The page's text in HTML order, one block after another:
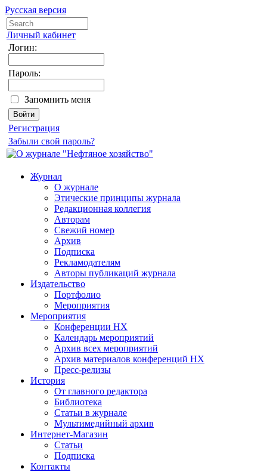
Русская версия
Личный кабинет
Логин:
Пароль:
Запомнить меня
Регистрация
Забыли свой пароль?
Журнал
О журнале
Этические принципы журнала
Редакционная коллегия
Авторам
Свежий номер
Архив
Подписка
Рекламодателям
Авторы публикаций журнала
Издательство
Портфолио
Мероприятия
Мероприятия
Конференции НХ
Календарь мероприятий
Архив всех мероприятий
Архив материалов конференций НХ
Пресс-релизы
История
От главного редактора
Библиотека
Статьи в журнале
Мультимедийный архив
Интернет-Магазин
Статьи
Подписка
Контакты